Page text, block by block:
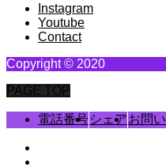
Instagram
Youtube
Contact
Copyright © 2020
PAGE TOP
電話番号シェアお問